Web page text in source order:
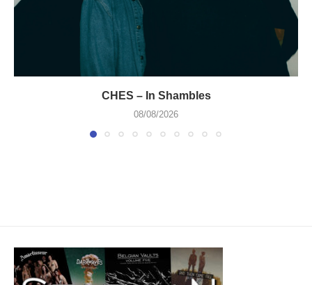
CHES – In Shambles
08/08/2026